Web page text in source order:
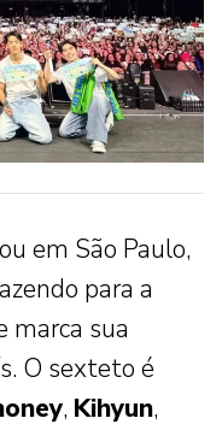
em São Paulo,
para a
marca sua
O sexteto é
, Kihyun,